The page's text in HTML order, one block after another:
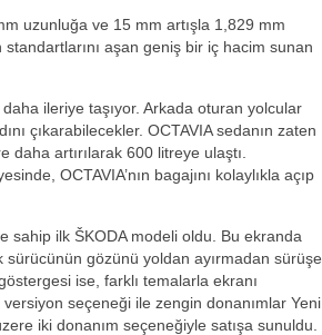
uzunluğa ve 15 mm artışla 1,829 mm
aşan geniş bir iç hacim sunan
ileriye taşıyor. Arkada oturan yolcular
çıkarabilecekler. OCTAVIA sedanın zaten
artırılarak 600 litreye ulaştı.
OCTAVIA’nın bagajını kolaylıkla açıp
sahip ilk ŠKODA modeli oldu. Bu ekranda
sürücünün gözünü yoldan ayırmadan sürüşe
ise, farklı temalarla ekranı
seçeneği ile zengin donanımlar Yeni
iki donanım seçeneğiyle satışa sunuldu.